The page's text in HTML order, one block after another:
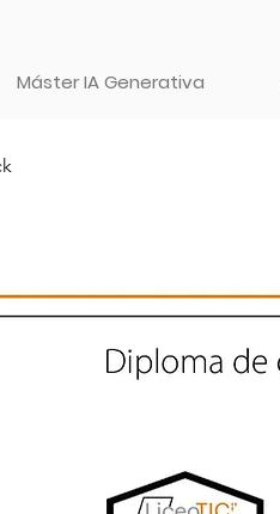
Máster IA Generativa